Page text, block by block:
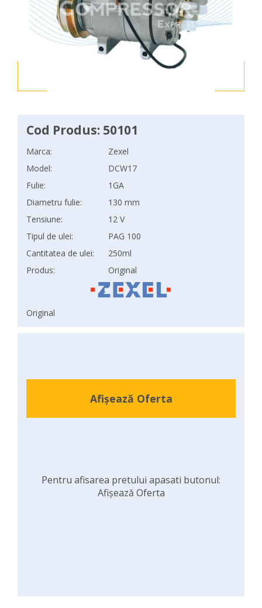
Cod Produs: 50101
Marca:
Zexel
Model:
DCW17
Fulie:
1GA
Diametru fulie:
130 mm
Tensiune:
12 V
Tipul de ulei:
PAG 100
Cantitatea de ulei:
250ml
Produs:
Original
Original
Afișează Oferta
Pentru afisarea pretului apasati butonul:
Afișează Oferta